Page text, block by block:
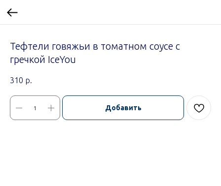
Тефтели говяжьи в томатном соусе с
гречкой IceYou
310 р.
Добавить